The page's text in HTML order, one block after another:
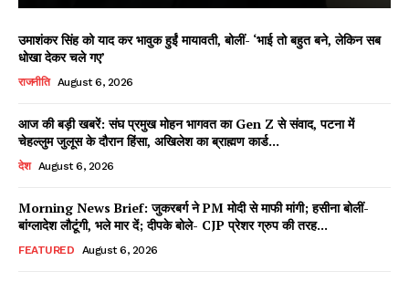
Facebook
X WhatsApp
Share
उमाशंकर सिंह को याद कर भावुक हुईं मायावती, बोलीं- ‘भाई तो बहुत बने, लेकिन सब
धोखा देकर चले गए’
राजनीति August 6, 2026
आज की बड़ी खबरें: संघ प्रमुख मोहन भागवत का Gen Z से संवाद, पटना में
चेहल्लुम जुलूस के दौरान हिंसा, अखिलेश का ब्राह्मण कार्ड...
देश August 6, 2026
Morning News Brief: जुकरबर्ग ने PM मोदी से माफी मांगी; हसीना बोलीं-
बांग्लादेश लौटूंगी, भले मार दें; दीपके बोले- CJP प्रेशर ग्रुप की तरह...
FEATURED August 6, 2026